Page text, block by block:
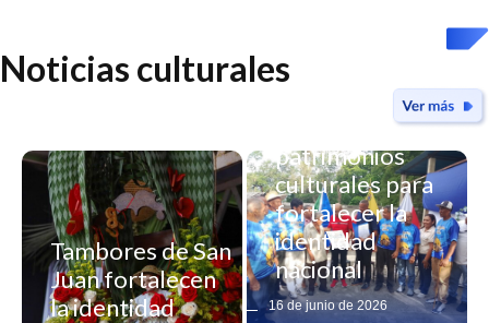
Noticias culturales
Tambores de San
Juan fortalecen
la identidad
Yaracuy declara
patrimonios
culturales para
fortalecer la
identidad
nacional
16 de junio de 2026
Registro